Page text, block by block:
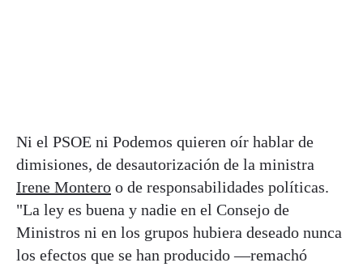
Ni el PSOE ni Podemos quieren oír hablar de
dimisiones, de desautorización de la ministra
Irene Montero o de responsabilidades políticas.
"La ley es buena y nadie en el Consejo de
Ministros ni en los grupos hubiera deseado nunca
los efectos que se han producido —remachó